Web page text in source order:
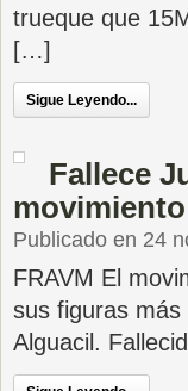
trueque que
[…]
Sigue Leyendo...
Fallece
Publicado en 24
FRAVM El
sus figuras
Alguacil.